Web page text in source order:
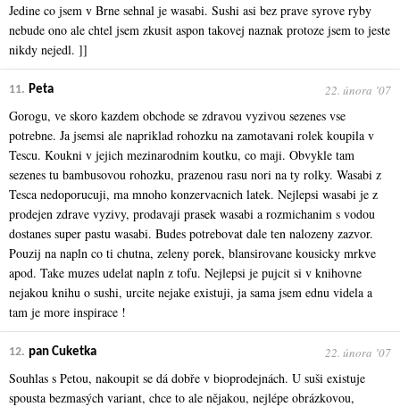
Jedine co jsem v Brne sehnal je wasabi. Sushi asi bez prave syrove ryby
nebude ono ale chtel jsem zkusit aspon takovej naznak protoze jsem to jeste
nikdy nejedl. ]]
11. Peta 22. února ʼ07
Gorogu, ve skoro kazdem obchode se zdravou vyzivou sezenes vse
potrebne. Ja jsemsi ale napriklad rohozku na zamotavani rolek koupila v
Tescu. Koukni v jejich mezinarodnim koutku, co maji. Obvykle tam
sezenes tu bambusovou rohozku, prazenou rasu nori na ty rolky. Wasabi z
Tesca nedoporucuji, ma mnoho konzervacnich latek. Nejlepsi wasabi je z
prodejen zdrave vyzivy, prodavaji prasek wasabi a rozmichanim s vodou
dostanes super pastu wasabi. Budes potrebovat dale ten nalozeny zazvor.
Pouzij na napln co ti chutna, zeleny porek, blansirovane kousicky mrkve
apod. Take muzes udelat napln z tofu. Nejlepsi je pujcit si v knihovne
nejakou knihu o sushi, urcite nejake existuji, ja sama jsem ednu videla a
tam je more inspirace !
12. pan Cuketka 22. února ʼ07
Souhlas s Petou, nakoupit se dá dobře v bioprodejnách. U suši existuje
spousta bezmasých variant, chce to ale nějakou, nejlépe obrázkovou,